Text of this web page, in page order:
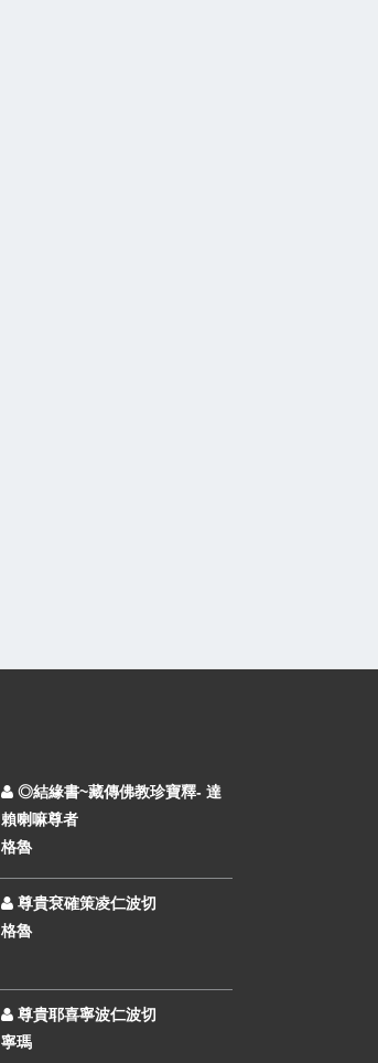
◎結緣書~藏傳佛教珍寶釋- 達
賴喇嘛尊者
格魯
尊貴袞確策凌仁波切
格魯
尊貴耶喜寧波仁波切
寧瑪